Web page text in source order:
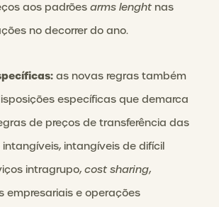
aos padrões arms lenght nas
no decorrer do ano.
as novas regras também
específicas que demarca
de preços de transferência das
intangíveis de difícil
intragrupo, cost sharing,
empresariais e operações